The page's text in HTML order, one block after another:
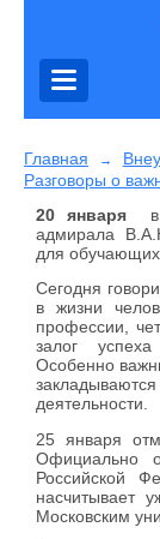
Главная →
Разговоры о
20 января в
адмирала
для
Сегодня
в жизни
профессии,
залог
Особенно
деятельности.
25 января
Официально
Российской
насчитывает
Московским